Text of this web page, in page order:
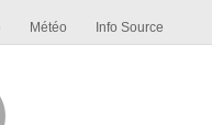
Météo Info Source